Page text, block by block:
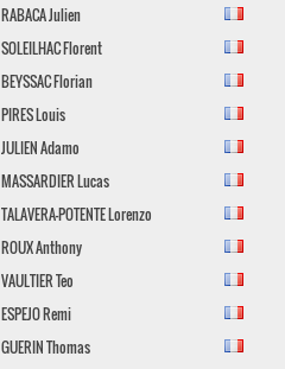
RABACAJulien
SOLEILHACFlorent
BEYSSACFlorian
PIRESLouis
JULIENAdamo
MASSARDIERLucas
TALAVERA-POTENTELorenzo
ROUXAnthony
VAULTIERTeo
ESPEJORemi
GUERINThomas